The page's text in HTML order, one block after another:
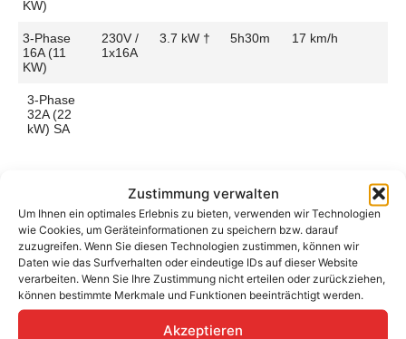
Zustimmung verwalten
Um Ihnen ein optimales Erlebnis zu bieten, verwenden wir Technologien
wie Cookies, um Geräteinformationen zu speichern bzw. darauf
zuzugreifen. Wenn Sie diesen Technologien zustimmen, können wir
Daten wie das Surfverhalten oder eindeutige IDs auf dieser Website
verarbeiten. Wenn Sie Ihre Zustimmung nicht erteilen oder zurückziehen,
können bestimmte Merkmale und Funktionen beeinträchtigt werden.
Akzeptieren
KW)
3-Phase
16A (11
KW)
230V /
1x16A
3.7 kW † 5h30m 17 km/h
3-Phase
32A (22
kW) SA
Aufladen zu Hause / am Fahrtziel
Ladeanschluss Type 2
Platzierung
Right Side
– Rear
4.6 kW AC
Ladezeit (0-
>490 Km)
4h30m
Ladegeschwindigkeit22 km/h